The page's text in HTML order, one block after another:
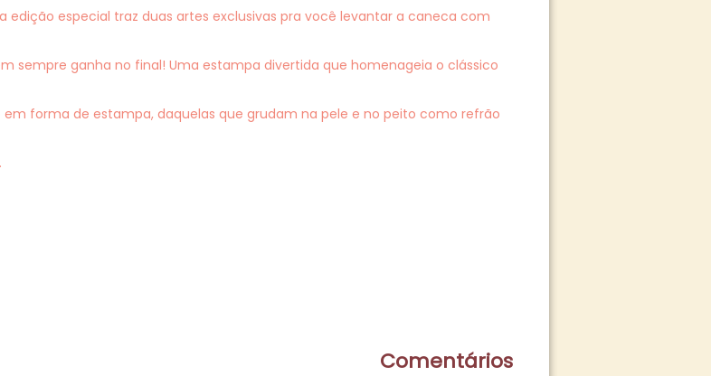
edição especial traz duas artes exclusivas pra você levantar a caneca com
sempre ganha no final! Uma estampa divertida que homenageia o clássico
forma de estampa, daquelas que grudam na pele e no peito como refrão
Comentários